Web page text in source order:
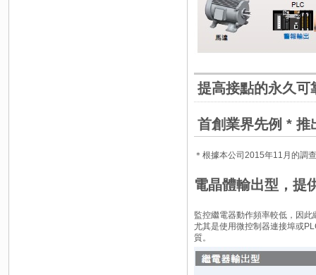
提高接點的永久可
首創業界先例 * 推
＊根據本公司2015年11月的調
電晶體輸出型，提
監控繼電器動作頻率較低，因
尤其是使用微控制器連接埠或
質。